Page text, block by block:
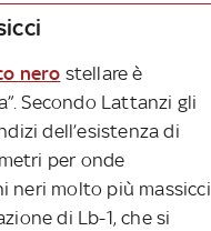
nero stellare è
Secondo Lattanzi gli
dell’esistenza di
per onde
neri molto più massicci
di Lb-1, che si